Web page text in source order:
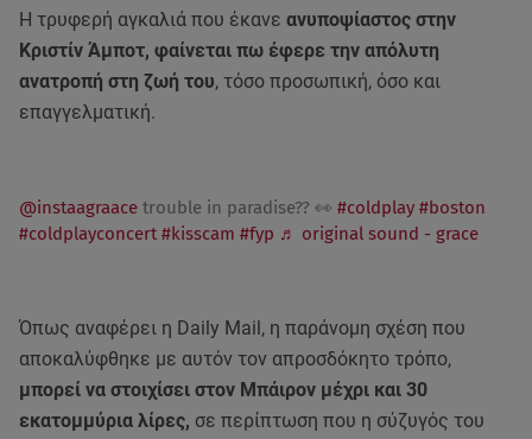
Η τρυφερή αγκαλιά που έκανε ανυποψίαστος στην
Κριστίν Άμποτ, φαίνεται πω έφερε την απόλυτη
ανατροπή στη ζωή του, τόσο προσωπική, όσο και
επαγγελματική.
@instaagraace trouble in paradise?? 👀 #coldplay #boston
#coldplayconcert #kisscam #fyp ♬ original sound - grace
Όπως αναφέρει η Daily Mail, η παράνομη σχέση που
αποκαλύφθηκε με αυτόν τον απροσδόκητο τρόπο,
μπορεί να στοιχίσει στον Μπάιρον μέχρι και 30
εκατομμύρια λίρες, σε περίπτωση που η σύζυγός του